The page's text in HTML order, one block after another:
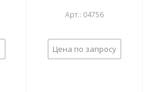
Арт.: 04756
Цена по запросу